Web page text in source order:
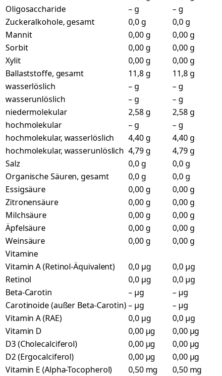
Oligosaccharide
– g
– g
Zuckeralkohole, gesamt
0,0 g
0,0 g
Mannit
0,00 g
0,00 g
Sorbit
0,00 g
0,00 g
Xylit
0,00 g
0,00 g
Ballaststoffe, gesamt
11,8 g
11,8 g
wasserlöslich
– g
– g
wasserunlöslich
– g
– g
niedermolekular
2,58 g
2,58 g
hochmolekular
– g
– g
hochmolekular, wasserlöslich
4,40 g
4,40 g
hochmolekular, wasserunlöslich 4,79 g
4,79 g
Salz
0,0 g
0,0 g
Organische Säuren, gesamt
0,0 g
0,0 g
Essigsäure
0,00 g
0,00 g
Zitronensäure
0,00 g
0,00 g
Milchsäure
0,00 g
0,00 g
Äpfelsäure
0,00 g
0,00 g
Weinsäure
0,00 g
0,00 g
Vitamine
Vitamin A (Retinol-Äquivalent)
0,0 µg
0,0 µg
Retinol
0,0 µg
0,0 µg
Beta-Carotin
– µg
– µg
Carotinoide (außer Beta-Carotin)– µg
– µg
Vitamin A (RAE)
0,0 µg
0,0 µg
Vitamin D
0,00 µg
0,00 µg
D3 (Cholecalciferol)
0,00 µg
0,00 µg
D2 (Ergocalciferol)
0,00 µg
0,00 µg
Vitamin E (Alpha-Tocopherol)
0,50 mg
0,50 mg